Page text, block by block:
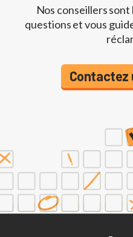
Nos conseillers
questions et vous
Contactez